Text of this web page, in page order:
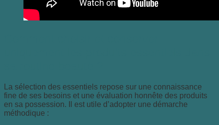
La sélection des essentiels repose sur une connaissance
fine de ses besoins et une évaluation honnête des produits
en sa possession. Il est utile d’adopter une démarche
méthodique :